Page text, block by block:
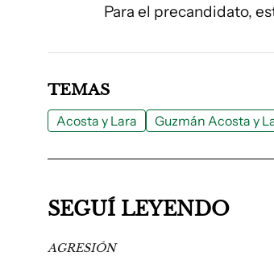
Para el precandidato,
TEMAS
Acosta y Lara Guzmán Acosta y
SEGUÍ LEYENDO
AGRESIÓN